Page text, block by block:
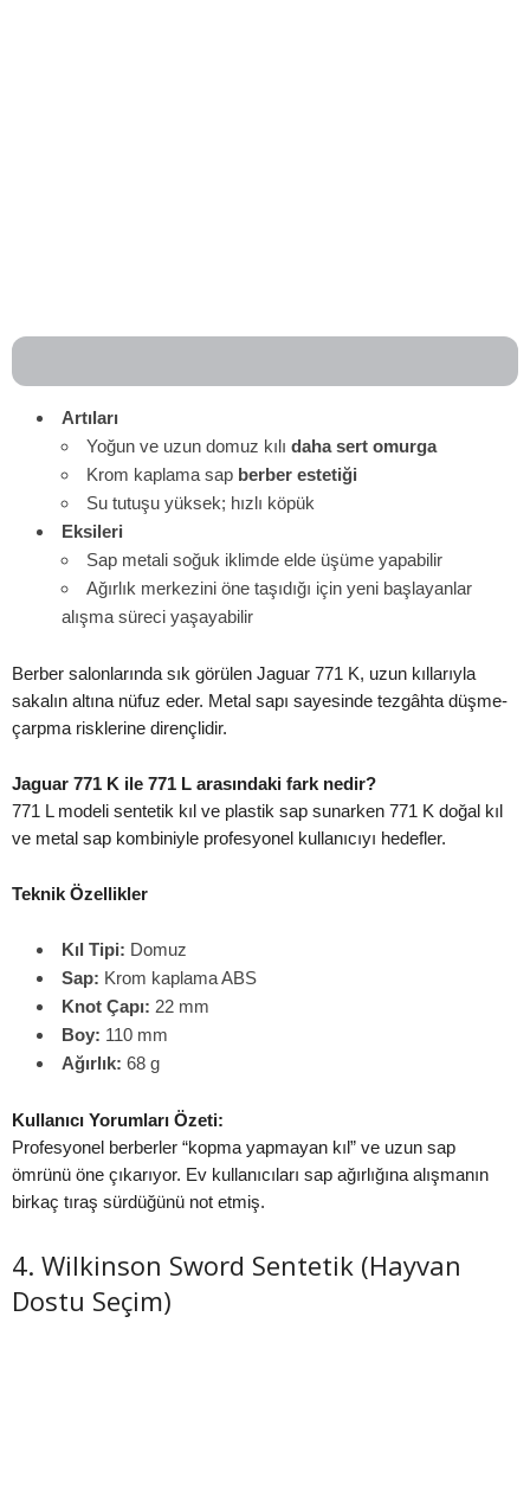
Artıları
Yoğun ve uzun domuz kılı daha sert omurga
Krom kaplama sap berber estetiği
Su tutuşu yüksek; hızlı köpük
Eksileri
Sap metali soğuk iklimde elde üşüme yapabilir
Ağırlık merkezini öne taşıdığı için yeni başlayanlar
alışma süreci yaşayabilir
Berber salonlarında sık görülen Jaguar 771 K, uzun kıllarıyla
sakalın altına nüfuz eder. Metal sapı sayesinde tezgâhta düşme-
çarpma risklerine dirençlidir.
Jaguar 771 K ile 771 L arasındaki fark nedir?
771 L modeli sentetik kıl ve plastik sap sunarken 771 K doğal kıl
ve metal sap kombiniyle profesyonel kullanıcıyı hedefler.
Teknik Özellikler
Kıl Tipi: Domuz
Sap: Krom kaplama ABS
Knot Çapı: 22 mm
Boy: 110 mm
Ağırlık: 68 g
Kullanıcı Yorumları Özeti:
Profesyonel berberler “kopma yapmayan kıl” ve uzun sap
ömrünü öne çıkarıyor. Ev kullanıcıları sap ağırlığına alışmanın
birkaç tıraş sürdüğünü not etmiş.
4. Wilkinson Sword Sentetik (Hayvan
Dostu Seçim)